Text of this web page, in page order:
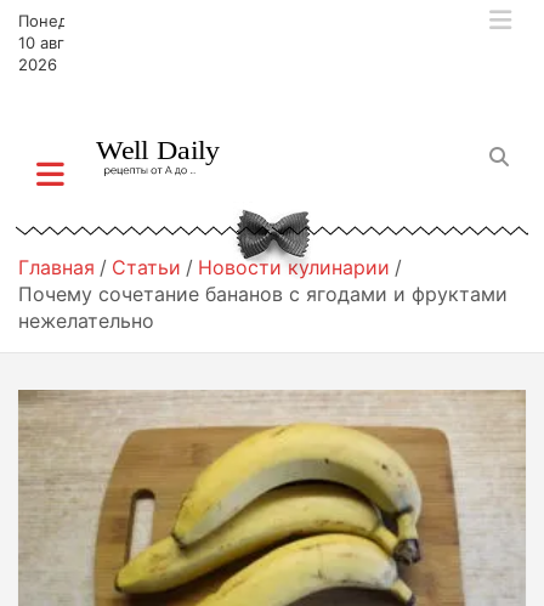
Понедельник,
10 августа,
2026
Главная Статьи
Новости кулинарии
Почему сочетание бананов с ягодами и фруктами
нежелательно